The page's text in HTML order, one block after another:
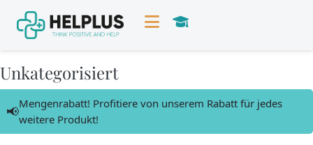
Unkategorisiert
📢Mengenrabatt! Profitiere von unserem Rabatt für jedes
weitere Produkt!